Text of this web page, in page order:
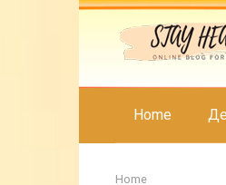
Home
Home